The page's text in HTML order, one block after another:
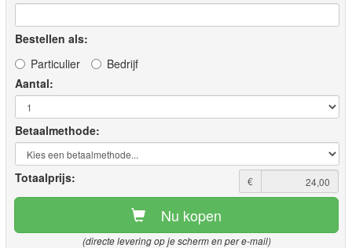
Bestellen als:
Particulier
Bedrijf
Aantal:
Betaalmethode:
Totaalprijs: €
Nu kopen
(directe levering op je scherm en per e-mail)